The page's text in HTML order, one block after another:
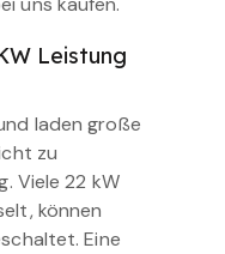
Leistung
laden große
zu
Viele 22 kW
können
Eine